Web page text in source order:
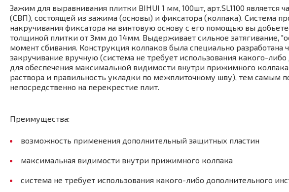
Зажим для выравнивания плитки BIHUI 1 мм, 100шт, арт.SL1100 является
(СВП), состоящей из зажима (основы) и фиксатора (колпака). Система
накручивания фиксатора на винтовую основу с его помощью вы
толщиной плитки от 3мм до 14мм. Выдерживает сильное затягивание,
момент сбивания. Конструкция колпаков была специально разработана
закручивание вручную (система не требует использования какого-
для обеспечения максимальной видимости внутри прижимного
раствора и правильность укладки по межплиточному шву), тем самым
непосредственно на перекрестие плит.
Преимущества:
возможность применения дополнительный защитных пластин
максимальная видимости внутри прижимного колпака
система не требует использования какого-либо дополнительного